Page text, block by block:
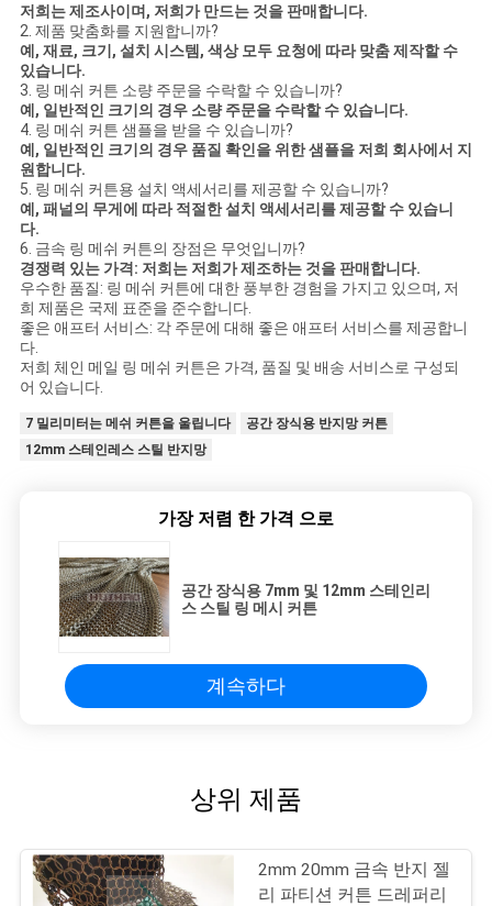
저희는 제조사이며, 저희가 만드는 것을 판매합니다.
2. 제품 맞춤화를 지원합니까?
예, 재료, 크기, 설치 시스템, 색상 모두 요청에 따라 맞춤 제작할 수
있습니다.
3. 링 메쉬 커튼 소량 주문을 수락할 수 있습니까?
예, 일반적인 크기의 경우 소량 주문을 수락할 수 있습니다.
4. 링 메쉬 커튼 샘플을 받을 수 있습니까?
예, 일반적인 크기의 경우 품질 확인을 위한 샘플을 저희 회사에서 지
원합니다.
5. 링 메쉬 커튼용 설치 액세서리를 제공할 수 있습니까?
예, 패널의 무게에 따라 적절한 설치 액세서리를 제공할 수 있습니
다.
6. 금속 링 메쉬 커튼의 장점은 무엇입니까?
경쟁력 있는 가격: 저희는 저희가 제조하는 것을 판매합니다.
우수한 품질: 링 메쉬 커튼에 대한 풍부한 경험을 가지고 있으며, 저
희 제품은 국제 표준을 준수합니다.
좋은 애프터 서비스: 각 주문에 대해 좋은 애프터 서비스를 제공합니
다.
저희 체인 메일 링 메쉬 커튼은 가격, 품질 및 배송 서비스로 구성되
어 있습니다.
7 밀리미터는 메쉬 커튼을 울립니다
공간 장식용 반지망 커튼
12mm 스테인레스 스틸 반지망
가장 저렴 한 가격 으로
공간 장식용 7mm 및 12mm 스테인리
스 스틸 링 메시 커튼
계속하다
상위 제품
2mm 20mm 금속 반지 젤
리 파티션 커튼 드레퍼리